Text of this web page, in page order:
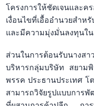
โครงการให้ชัดเจนและ
เงื่อนไขที่เอื้ออำนวยสำ
และมีความมุ่งมั่นลงทุนใ
ส่วนในการต้อนรับนางสา
บริหารกลุ่มบริษัท สยาม
พรรค ประธานประเทศ โ
สามารถวิจัยรูปแบบการ